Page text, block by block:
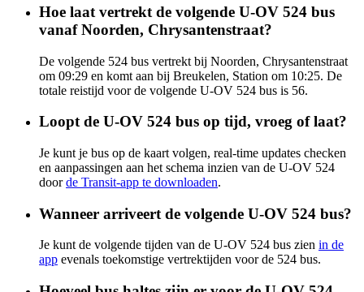
Hoe laat vertrekt de volgende U-OV 524 bus
vanaf Noorden, Chrysantenstraat?
De volgende 524 bus vertrekt bij Noorden, Chrysantenstraat
om 09:29 en komt aan bij Breukelen, Station om 10:25. De
totale reistijd voor de volgende U-OV 524 bus is 56.
Loopt de U-OV 524 bus op tijd, vroeg of laat?
Je kunt je bus op de kaart volgen, real-time updates checken
en aanpassingen aan het schema inzien van de U-OV 524
doorde Transit-app te downloaden.
Wanneer arriveert de volgende U-OV 524 bus?
Je kunt de volgende tijden van de U-OV 524 bus zien in de
app evenals toekomstige vertrektijden voor de 524 bus.